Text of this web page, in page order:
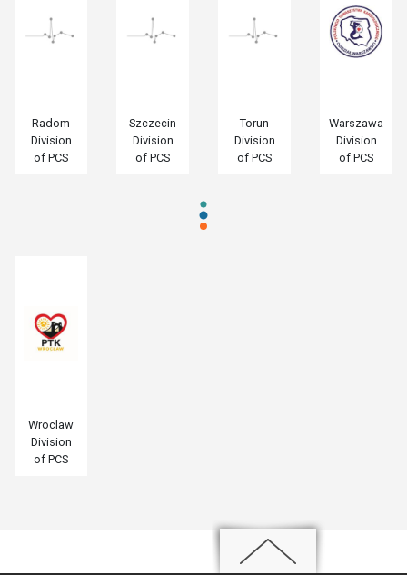
Radom
Division
of PCS
Szczecin
Division
of PCS
Torun
Division
of PCS
Warszawa
Division
of PCS
Wroclaw
Division
of PCS